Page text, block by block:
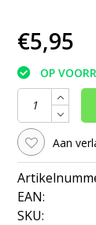
€5,95
OP
Aan
EAN:
SKU: